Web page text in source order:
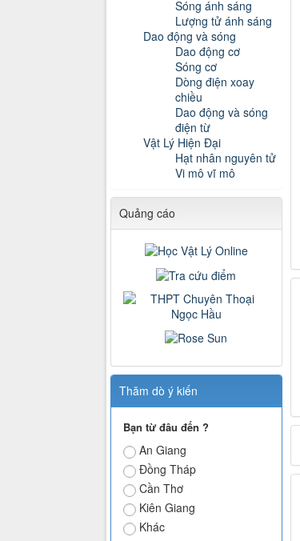
Sóng ánh sáng
Lượng tử ánh sáng
Dao động và sóng
Dao động cơ
Sóng cơ
Dòng điện xoay
chiều
Dao động và sóng
điện từ
Vật Lý Hiện Đại
Hạt nhân nguyên tử
Vi mô vĩ mô
Quảng cáo
Thăm dò ý kiến
Bạn từ đâu đến ?
An Giang
Đồng Tháp
Cần Thơ
Kiên Giang
Khác